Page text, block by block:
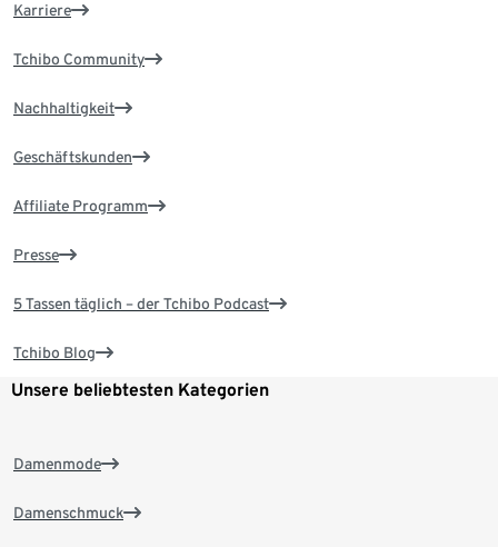
Karriere
Tchibo Community
Nachhaltigkeit
Geschäftskunden
Affiliate Programm
Presse
5 Tassen täglich – der Tchibo Podcast
Tchibo Blog
Unsere beliebtesten Kategorien
Damenmode
Damenschmuck